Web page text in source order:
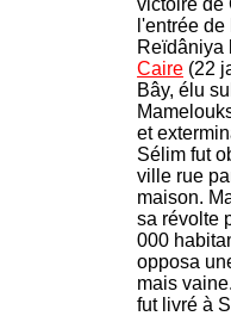
victoire de
l'entrée
Reïdâniya
Caire (22
Bây, élu
et
Sélim fut
ville rue
maison.
sa révolte
000
opposa
mais
fut livré à